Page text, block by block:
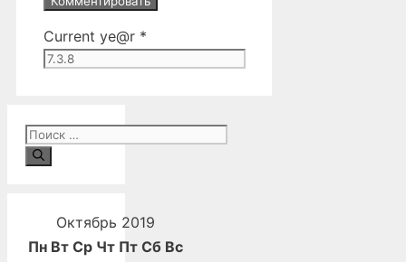
Current ye@r *
Поиск:
Октябрь 2019
Пн Вт Ср Чт Пт Сб Вс